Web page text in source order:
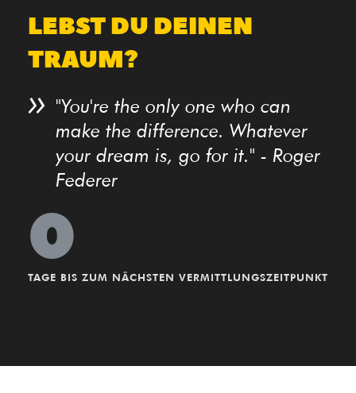
LEBST DU DEINEN
TRAUM?
"You're the only one who can
make the difference. Whatever
your dream is, go for it." - Roger
Federer
0
TAGE BIS ZUM NÄCHSTEN VERMITTLUNGSZEITPUNKT